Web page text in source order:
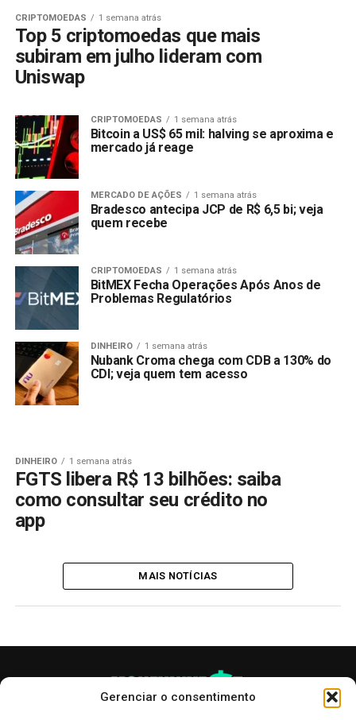
Gerenciar o consentimento
CRIPTOMOEDAS 1 semana atrás
Top 5 criptomoedas que mais
subiram em julho lideram com
Uniswap
CRIPTOMOEDAS 1 semana atrás
Bitcoin a US$ 65 mil: halving se aproxima e
mercado já reage
MERCADO DE AÇÕES 1 semana atrás
Bradesco antecipa JCP de R$ 6,5 bi; veja
quem recebe
CRIPTOMOEDAS 1 semana atrás
BitMEX Fecha Operações Após Anos de
Problemas Regulatórios
DINHEIRO 1 semana atrás
Nubank Croma chega com CDB a 130% do
CDI; veja quem tem acesso
DINHEIRO 1 semana atrás
FGTS libera R$ 13 bilhões: saiba
como consultar seu crédito no
app
MAIS NOTÍCIAS